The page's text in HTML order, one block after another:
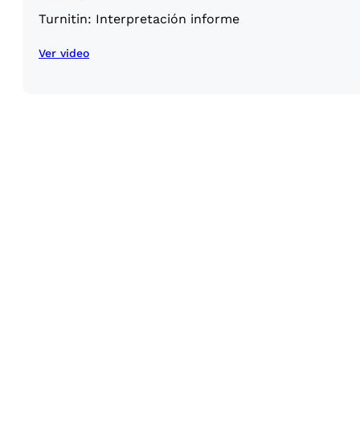
Turnitin: Interpretación informe
Ver video